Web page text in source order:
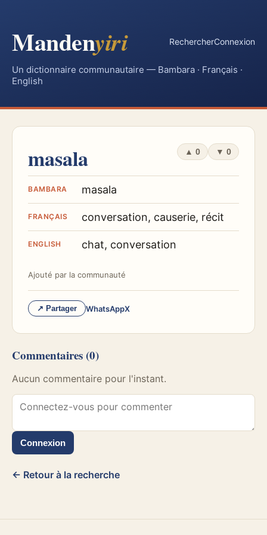
Mandenyiri RechercherConnexion
Un dictionnaire communautaire — Bambara · Français ·
English
masala ▲ 0 ▼ 0
BAMBARA masala
FRANÇAIS conversation, causerie, récit
ENGLISH chat, conversation
Ajouté par la communauté
↗ Partager WhatsAppX
Commentaires (0)
Aucun commentaire pour l'instant.
Connexion
← Retour à la recherche